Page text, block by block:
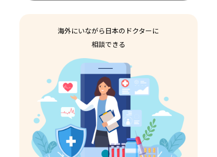
海外にいながら日本のドクターに
相談できる